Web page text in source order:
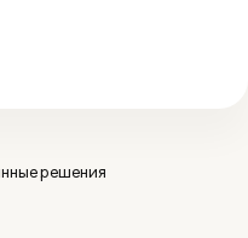
решения